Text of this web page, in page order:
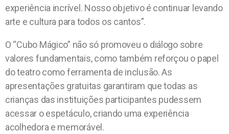
experiência incrível. Nosso objetivo é continuar levando
arte e cultura para todos os cantos”.
O “Cubo Mágico” não só promoveu o diálogo sobre
valores fundamentais, como também reforçou o papel
do teatro como ferramenta de inclusão. As
apresentações gratuitas garantiram que todas as
crianças das instituições participantes pudessem
acessar o espetáculo, criando uma experiência
acolhedora e memorável.